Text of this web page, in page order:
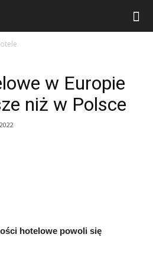
w Europie
niż w Polsce
hotelowe powoli się